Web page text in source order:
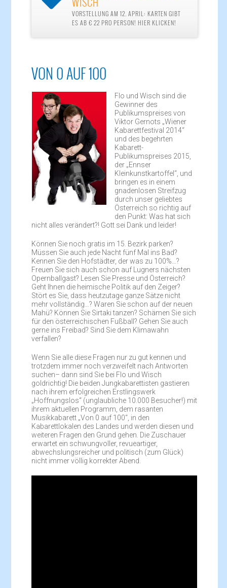
VORSTELLUNG AM 12. APRIL: KARTEN GIBT
ES AB € 22 PRO PERSON! HIER KLICKEN!
VON 0 AUF 100
Flo und Wisch sind die
Gewinner des
Publikumspreises von
Viktor Gernots „Wiener
Kabarettfestival 2014“
und des begehrten
Kabarett-
Publikumspreises 2015,
der „Ennser
Kleinkunstkartoffel“, und
bringen es in einem
gnadenlosen Streifzug
durch unser geliebtes
Österreich so richtig auf
den Punkt: Was hat sich
nicht alles verändert?! Gott sei Dank und leider!
Können Sie noch gratis im 15. Bezirk parken?
Müssen Sie auch jede Nacht fünf Mal ins Bad?
Kennen Sie den Hofstädter, der was zu 100%…?
Freuen Sie sich auch schon auf Lugners nächsten
Opernballgast? Lesen Sie Presse und Österreich?
Geht Ihnen die heimische Politik auf den Zeiger?
Stört es Sie, dass heutzutage ganze Sätze nicht
mehr vollständig…? Waren Sie schon auf der neuen
Mahü? Können Sie Sirtaki tanzen? Schämen Sie sich
für den österreichischen Fußball? Gehen Sie auch
gerne ins Freibad? Sind Sie dem Klimawahn
verfallen?
Wenn Sie alle diese Fragen nur zu gut kennen und
trotzdem immer noch verzweifelt nach Antworten
suchen– dann sind Sie bei Flo und Wisch
goldrichtig! Die beiden Jungkabarettisten gastieren
nach ihrem erfolgreichen Erstlingswerk
„Hoffnungslos“ (unglaubliche 10.000 Besucher!) mit
ihrem aktuellen Programm, dem rasanten
Musikkabarett „Von 0 auf 100“, in den
Kabarettlokalen des Landes und werden diesen und
weiteren Fragen den Grund gehen. Die Zuschauer
erwartet ein schwungvoller, revueartiger,
abwechslungsreicher und politisch (zum Glück)
nicht immer völlig korrekter Abend.